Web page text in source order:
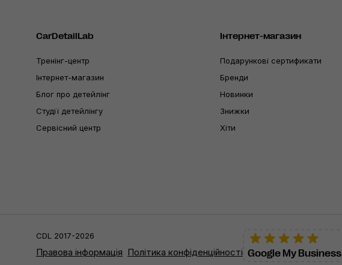
CarDetailLab
Тренінг-центр
Інтернет-магазин
Блог про детейлінг
Студії детейлінгу
Сервісний центр
Інтернет-магазин
Подарункові сертификати
Бренди
Новинки
Знижки
Хіти
CDL 2017-2026
Правова інформація Політика конфіденційності Google My Business